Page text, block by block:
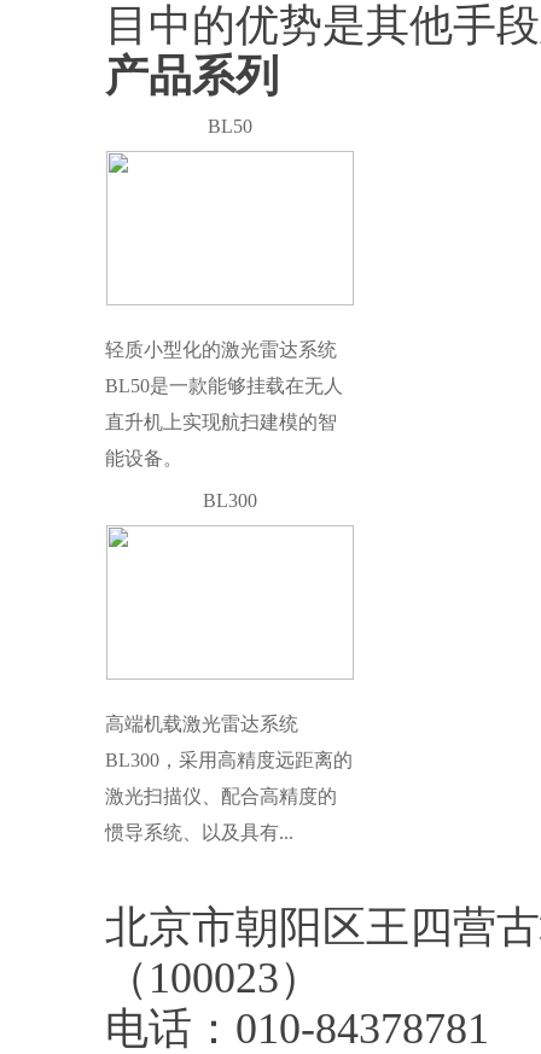
目中的优势是其他手
产品系列
BL50
轻质小型化的激光雷达系统
BL50是一款能够挂载在无人
直升机上实现航扫建模的智
能设备。
BL300
高端机载激光雷达系统
BL300，采用高精度远距离的
激光扫描仪、配合高精度的
惯导系统、以及具有...
北京市朝阳区王四营
（100023）
电话：010-84378781